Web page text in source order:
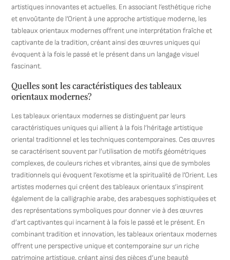
artistiques innovantes et actuelles. En associant l’esthétique riche
et envoûtante de l’Orient à une approche artistique moderne, les
tableaux orientaux modernes offrent une interprétation fraîche et
captivante de la tradition, créant ainsi des œuvres uniques qui
évoquent à la fois le passé et le présent dans un langage visuel
fascinant.
Quelles sont les caractéristiques des tableaux
orientaux modernes?
Les tableaux orientaux modernes se distinguent par leurs
caractéristiques uniques qui allient à la fois l’héritage artistique
oriental traditionnel et les techniques contemporaines. Ces œuvres
se caractérisent souvent par l’utilisation de motifs géométriques
complexes, de couleurs riches et vibrantes, ainsi que de symboles
traditionnels qui évoquent l’exotisme et la spiritualité de l’Orient. Les
artistes modernes qui créent des tableaux orientaux s’inspirent
également de la calligraphie arabe, des arabesques sophistiquées et
des représentations symboliques pour donner vie à des œuvres
d’art captivantes qui incarnent à la fois le passé et le présent. En
combinant tradition et innovation, les tableaux orientaux modernes
offrent une perspective unique et contemporaine sur un riche
patrimoine artistique, créant ainsi des pièces d’une beauté